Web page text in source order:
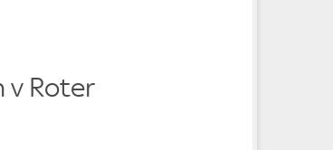
v Roter